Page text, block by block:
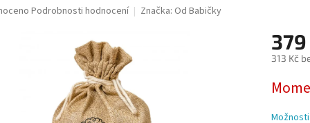
Podrobnosti hodnocení Značka: Od Babičky
379
313 Kč
cena: